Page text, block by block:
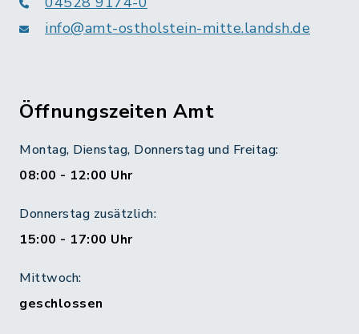
info@amt-ostholstein-mitte.landsh.de
Öffnungszeiten Amt
Montag, Dienstag, Donnerstag und Freitag:
08:00 - 12:00 Uhr
Donnerstag zusätzlich:
15:00 - 17:00 Uhr
Mittwoch:
geschlossen